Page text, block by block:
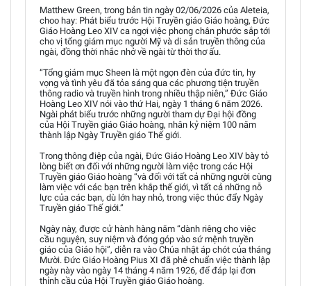
Matthew Green, trong bản tin ngày 02/06/2026 của Aleteia,
choo hay: Phát biểu trước Hội Truyền giáo Giáo hoàng, Đức
Giáo Hoàng Leo XIV ca ngợi việc phong chân phước sắp tới
cho vị tổng giám mục người Mỹ và di sản truyền thông của
ngài, đồng thời nhắc nhở về ngài từ thời thơ ấu.
“Tổng giám mục Sheen là một ngọn đèn của đức tin, hy
vọng và tình yêu đã tỏa sáng qua các phương tiện truyền
thông radio và truyền hình trong nhiều thập niên,” Đức Giáo
Hoàng Leo XIV nói vào thứ Hai, ngày 1 tháng 6 năm 2026.
Ngài phát biểu trước những người tham dự Đại hội đồng
của Hội Truyền giáo Giáo hoàng, nhân kỷ niệm 100 năm
thành lập Ngày Truyền giáo Thế giới.
Trong thông điệp của ngài, Đức Giáo Hoàng Leo XIV bày tỏ
lòng biết ơn đối với những người làm việc trong các Hội
Truyền giáo Giáo hoàng “và đối với tất cả những người cùng
làm việc với các bạn trên khắp thế giới, vì tất cả những nỗ
lực của các bạn, dù lớn hay nhỏ, trong việc thúc đẩy Ngày
Truyền giáo Thế giới.”
Ngày này, được cử hành hàng năm “dành riêng cho việc
cầu nguyện, suy niệm và đóng góp vào sứ mệnh truyền
giáo của Giáo hội”, diễn ra vào Chúa nhật áp chót của tháng
Mười. Đức Giáo Hoàng Pius XI đã phê chuẩn việc thành lập
ngày này vào ngày 14 tháng 4 năm 1926, để đáp lại đơn
thỉnh cầu của Hội Truyền giáo Giáo hoàng.